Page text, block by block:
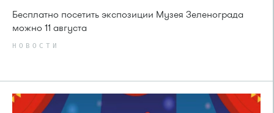
Бесплатно посетить экспозиции Музея Зеленограда
можно 11 августа
НОВОСТИ